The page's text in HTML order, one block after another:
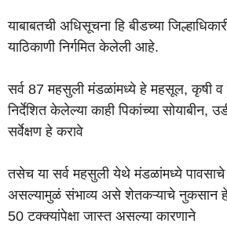
याबाबतची अधिसूचना हि बीडच्या
याठिकाणी निर्गमित केलेली आहे.
सर्व 87 महसुली मंडळांमध्ये हे महसूल, कृषी व
निर्देशित केलेल्या काही पिकांच्या सोयाबीन,
सर्वेक्षण हे करावे
तसेच या सर्व महसुली येथे मंडळांमध्ये
असल्यामुळं संभाव्य असे शेतकऱ्याचे नुकसान हे
50 टक्क्यांपेक्षा जास्त असल्या कारणाने